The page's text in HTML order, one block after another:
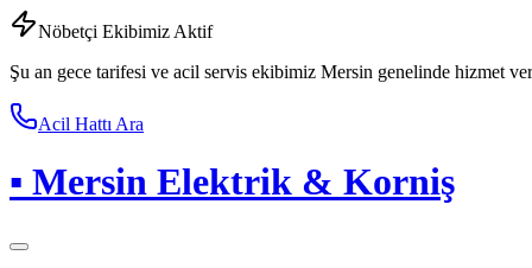
Nöbetçi Ekibimiz Aktif
Şu an gece tarifesi ve acil servis ekibimiz Mersin genelinde hizmet
Acil Hattı Ara
▪ Mersin Elektrik & Korniş